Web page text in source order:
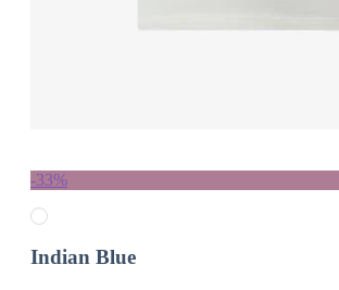
-33%
Indian Blue